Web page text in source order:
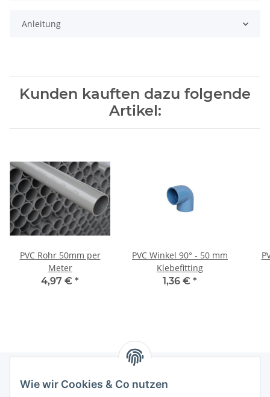
Wie wir Cookies & Co nutzen
Anleitung
Kunden kauften dazu folgende
Artikel:
PVC Rohr 50mm per
Meter
4,97 € *
PVC Winkel 90° - 50 mm
Klebefitting
1,36 € *